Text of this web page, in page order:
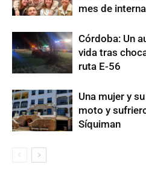
mes de
Córdoba: Un
vida tras
ruta E-56
Una mujer y
moto y
Síquiman